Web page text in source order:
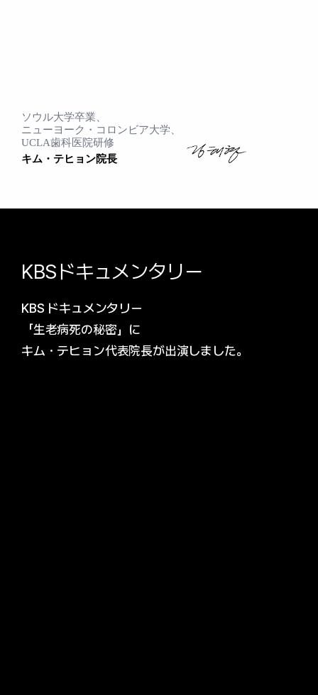
ソウル大学卒業、
ニューヨーク・コロンビア大学、
UCLA歯科医院研修
キム・テヒョン院長
KBSドキュメンタリー
KBS ドキュメンタリー
「生老病死の秘密」に
キム・テヒョン代表院長が出演しました。